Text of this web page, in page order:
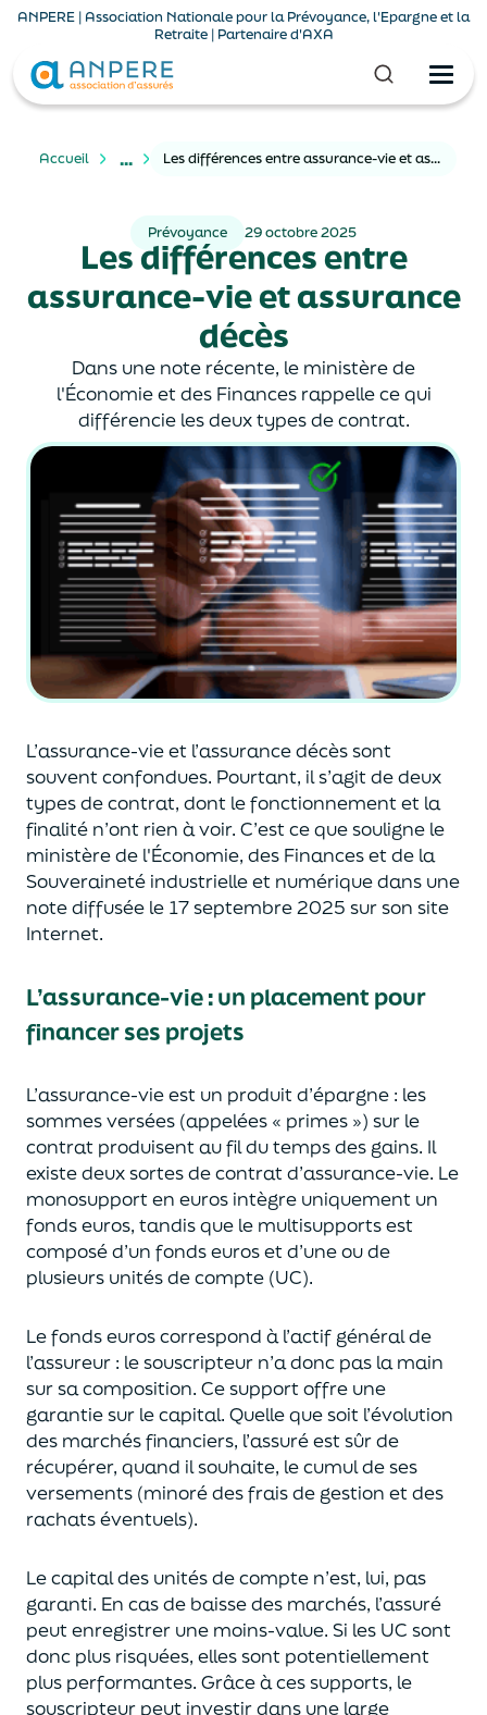
ANPERE | Association Nationale pour la Prévoyance, l'Epargne et la
Retraite | Partenaire d'AXA
Accueil ... Les différences entre assurance-vie et assurance décès
Prévoyance 29 octobre 2025
Les différences entre
assurance-vie et assurance
décès
Dans une note récente, le ministère de
l'Économie et des Finances rappelle ce qui
différencie les deux types de contrat.
L’assurance-vie et l’assurance décès sont
souventconfondues. Pourtant, il s’agit de deux
types de contrat, dont le fonctionnement et la
finalité n’ont rien à voir. C’est ce que souligne le
ministère de l'Économie, des Financeset de la
Souveraineté industrielle et numériquedans une
note diffusée le 17 septembre 2025 sur son site
Internet.
L’assurance-vie : un placement pour
financer ses projets
L’assurance-vie est un produit d’épargne : les
sommes versées (appelées « primes ») sur le
contrat produisent au fil du temps des gains. Il
existe deux sortesde contrat d’assurance-vie. Le
monosupport en euros intègre uniquement un
fonds euros, tandis que le multisupports est
composé d’un fonds euros et d’une ou de
plusieurs unités de compte (UC).
Le fonds euros correspond à l’actif général de
l’assureur : le souscripteur n’a donc pas la main
sur sa composition. Ce support offre une
garantie sur le capital. Quelle que soit l’évolution
des marchés financiers, l’assuré est sûr de
récupérer, quand il souhaite, le cumul de ses
versements (minoré des frais de gestion et des
rachats éventuels).
Le capital des unités de compte n’est, lui, pas
garanti. En casde baisse des marchés, l’assuré
peut enregistrer une moins-value. Si les UC sont
donc plus risquées, elles sont potentiellement
plus performantes. Grâce à ces supports, le
souscripteur peut investir dans une large